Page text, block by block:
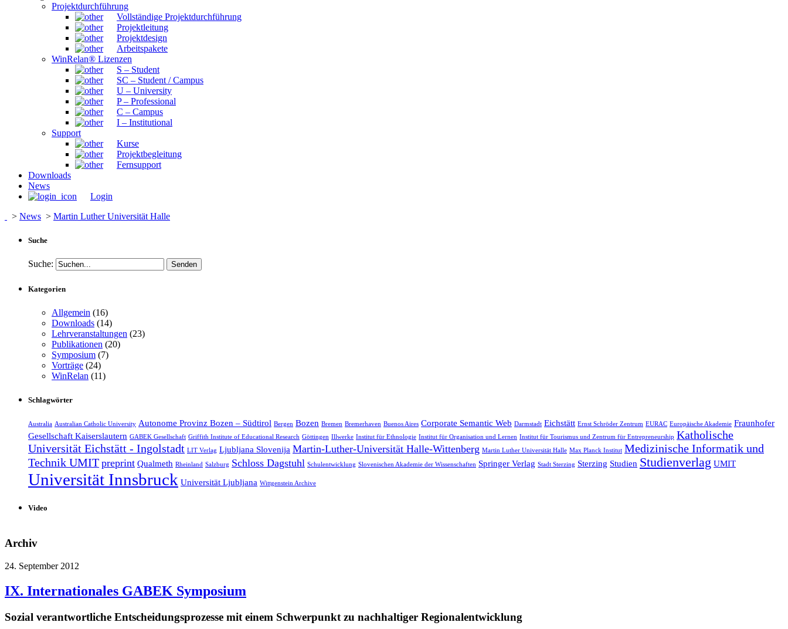
Projektdurchführung
Vollständige Projektdurchführung
Projektleitung
Projektdesign
Arbeitspakete
WinRelan® Lizenzen
S – Student
SC – Student / Campus
U – University
P – Professional
C – Campus
I – Institutional
Support
Kurse
Projektbegleitung
Fernsupport
Downloads
News
Login
> News > Martin Luther Universität Halle
Suche
Suche:
Kategorien
Allgemein (16)
Downloads (14)
Lehrveranstaltungen (23)
Publikationen (20)
Symposium (7)
Vorträge (24)
WinRelan (11)
Schlagwörter
Australia Australian Catholic University Autonome Provinz Bozen – Südtirol Bergen Bozen Bremen Bremerhaven Buenos Aires Corporate Semantic Web Darmstadt Eichstätt Ernst Schröder Zentrum EURAC Europäische Akademie Fraunhofer
Gesellschaft Kaiserslautern GABEK Gesellschaft Griffith Institute of Educational Research Göttingen Illwerke Institut für Ethnologie Institut für Organisation und Lernen Institut für Tourismus und Zentrum für Entrepreneurship Katholische
Universität Eichstätt - Ingolstadt LIT Verlag Ljubljana Slovenija Martin-Luther-Universität Halle-Wittenberg Martin Luther Universität Halle Max Planck Institut Medizinische Informatik und
Technik UMIT preprint Qualmeth Rheinland Salzburg Schloss Dagstuhl Schulentwicklung Slovenischen Akademie der Wissenschaften Springer Verlag Stadt Sterzing Sterzing Studien Studienverlag UMIT
Universität Innsbruck Universität Ljubljana Wittgenstein Archive
Video
Archiv
24. September 2012
IX. Internationales GABEK Symposium
Sozial verantwortliche Entscheidungsprozesse mit einem Schwerpunkt zu nachhaltiger Regionalentwicklung